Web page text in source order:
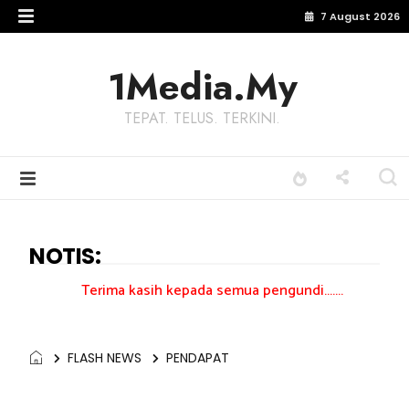
7 August 2026
1Media.My
TEPAT. TELUS. TERKINI.
NOTIS:
kasih kepada semua pengundi.......
FLASH NEWS PENDAPAT